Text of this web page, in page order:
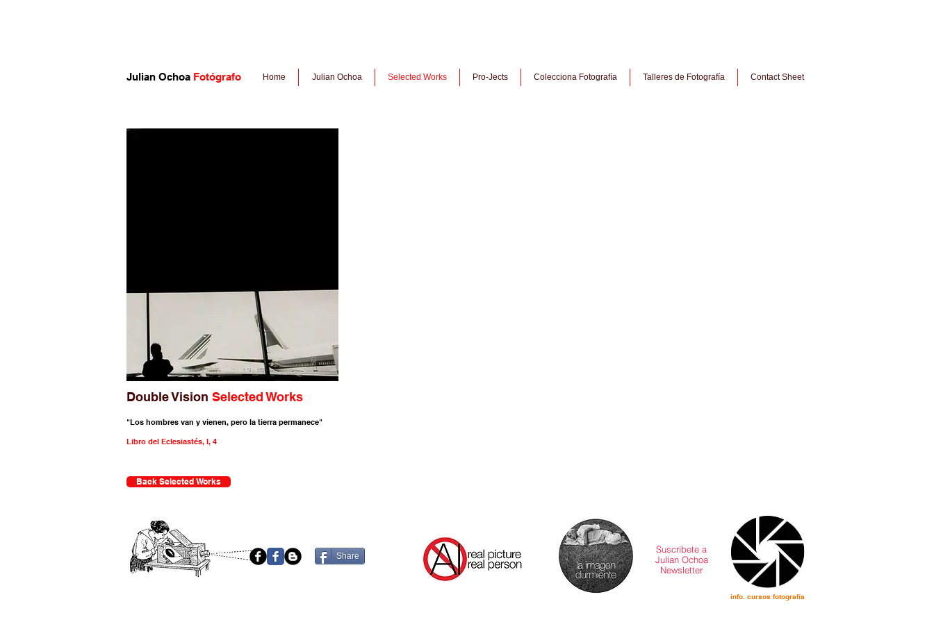
Julian Ochoa Fotógrafo Home Julian Ochoa Selected Works Pro-Jects Colecciona Fotografía Talleres de Fotografía Contact Sheet
Double Vision Selected Works
"Los hombres van y vienen, pero la tierra permanece"
Libro del Eclesiastés, I, 4
Back Selected Works
Share
Suscribete a
Julian Ochoa
Newsletter
info. cursos fotografía